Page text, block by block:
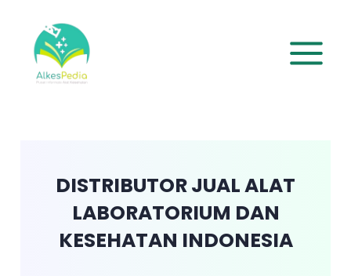
konten
DISTRIBUTOR JUAL ALAT
LABORATORIUM DAN
KESEHATAN INDONESIA